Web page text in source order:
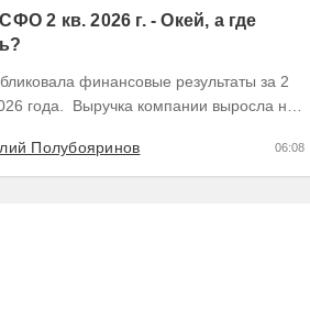
2 кв. 2026 г. - Окей, а где
финансовые результаты за 2
компании выросла на
Полубояринов
06:08